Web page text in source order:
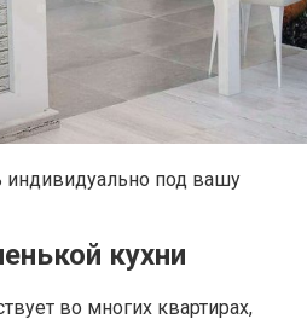
под вашу
кухни
во многих квартирах,